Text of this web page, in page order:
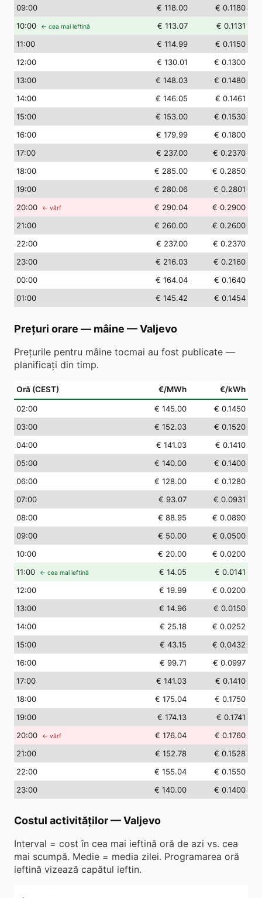
09:00 € 118.00
€ 0.1180
10:00 ← cea mai ieftină € 113.07
€ 0.1131
11:00 € 114.99
€ 0.1150
12:00 € 130.01
€ 0.1300
13:00 € 148.03
€ 0.1480
14:00 € 146.05
€ 0.1461
15:00 € 153.00
€ 0.1530
16:00 € 179.99
€ 0.1800
17:00 € 237.00
€ 0.2370
18:00 € 285.00
€ 0.2850
19:00 € 280.06
€ 0.2801
20:00 ← vârf € 290.04
€ 0.2900
21:00 € 260.00
€ 0.2600
22:00 € 237.00
€ 0.2370
23:00 € 216.03
€ 0.2160
00:00 € 164.04
€ 0.1640
01:00 € 145.42 € 0.1454
Prețuri orare — mâine —Valjevo
Prețurile pentru mâine tocmai au fost publicate —
planificați din timp.
Oră (CEST) €/MWh €/kWh
02:00 € 145.00
€ 0.1450
03:00 € 152.03
€ 0.1520
04:00 € 141.03
€ 0.1410
05:00 € 140.00
€ 0.1400
06:00 € 128.00
€ 0.1280
07:00 € 93.07
€ 0.0931
08:00 € 88.95
€ 0.0890
09:00 € 50.00
€ 0.0500
10:00 € 20.00
€ 0.0200
11:00 ← cea mai ieftină € 14.05
€ 0.0141
12:00 € 19.99
€ 0.0200
13:00 € 14.96
€ 0.0150
14:00 € 25.18
€ 0.0252
15:00 € 43.15
€ 0.0432
16:00 € 99.71
€ 0.0997
17:00 € 141.03
€ 0.1410
18:00 € 175.04
€ 0.1750
19:00 € 174.13
€ 0.1741
20:00 ← vârf € 176.04
€ 0.1760
21:00 € 152.78
€ 0.1528
22:00 € 155.04
€ 0.1550
23:00 € 140.00 € 0.1400
Costul activităților—Valjevo
Interval = cost în cea mai ieftină oră de azi vs. cea
mai scumpă. Medie = media zilei. Programarea oră
ieftină vizează capătul ieftin.